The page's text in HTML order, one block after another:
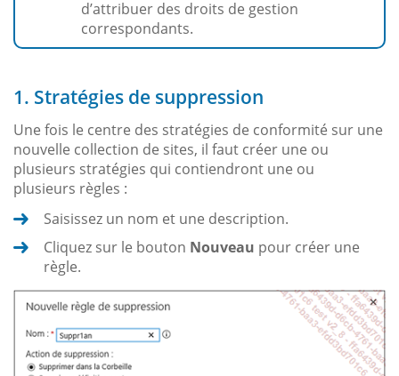
d’attribuer des droits de gestion
correspondants.
1. Stratégies de suppression
Une fois le centre des stratégies de conformité sur une
nouvelle collection de sites, il faut créer une ou
plusieurs stratégies qui contiendront une ou
plusieurs règles :
Saisissez un nom et une description.
Cliquez sur le bouton Nouveau pour créer une
règle.